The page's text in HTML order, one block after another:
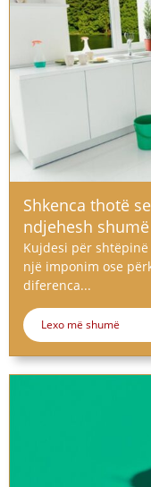
Shkenca thotë
ndjehesh
Kujdesi për
një imponim ose
diferenca...
Lexo më shumë